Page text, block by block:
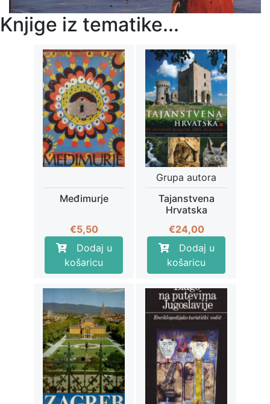
Knjige iz tematike...
Međimurje
€5,50
Dodaj u
košaricu
Grupa autora
Tajanstvena
Hrvatska
€24,00
Dodaj u
košaricu